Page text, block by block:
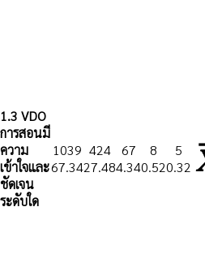
1.3 VDO
การสอนมี
ความ
เข้าใจและ
ชัดเจน
ระดับใด
1039
67.34
424
27.48
67
4.34
8
0.52
5
0.32